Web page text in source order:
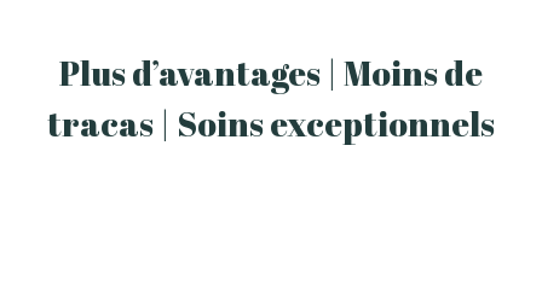
Plus d’avantages | Moins de
tracas | Soins exceptionnels